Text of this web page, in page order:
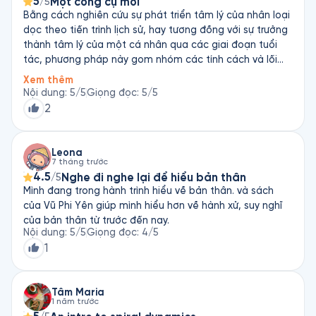
Bằng cách nghiên cứu sự phát triển tâm lý của nhân loại
dọc theo tiến trình lịch sử, hay tương đồng với sự trưởng
thành tâm lý của một cá nhân qua các giai đoạn tuổi
tác, phương pháp này gom nhóm các tính cách và lối
suy nghĩ biểu trưng đặc thù tại từng thời kỳ, giai đoạn, từ
đó khái quát hoá và phân chia thành 8 nhóm tâm lý (giá
trị cốt lõi) chung. Dù còn nhiều tranh cãi về cơ sở khoa
học, nhưng đây cũng là một công cụ nữa trong việc hiểu
và đánh giá con người. Điểm mấu chốt là cần nắm rõ
đặc trưng của các nhóm tính cách, từ đó có lộ trình phát
triển tâm lý và tính cách theo “tấm bản đồ” này.
Xem thêm
Nội dung: 5/5Giọng đọc: 5/5
2
Leona
7 tháng trước
4.5/5 Nghe đi nghe lại để hiểu bản thân
Mình đang trong hành trình hiểu về bản thân. và sách
của Vũ Phi Yên giúp mình hiểu hơn về hành xử, suy nghĩ
của bản thân từ trước đến nay.
Nội dung: 5/5Giọng đọc: 4/5
1
Tâm Maria
1 năm trước